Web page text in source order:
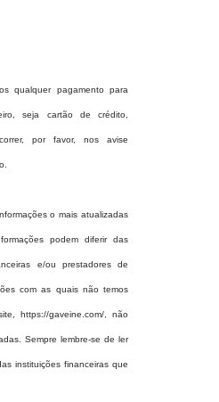
qualquer pagamento para
seja cartão de crédito,
por favor, nos avise
o mais atualizadas
podem diferir das
e/ou prestadores de
com as quais não temos
site,https://gaveine.com/ , não
Sempre lembre-se de ler
instituições financeiras que